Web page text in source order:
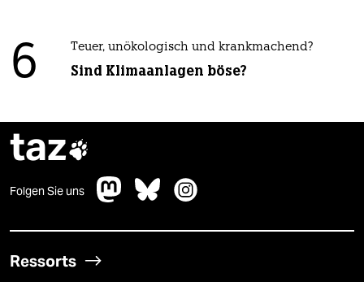
6 Teuer, unökologisch und krankmachend?
Sind Klimaanlagen böse?
taz
Folgen Sie uns
Ressorts